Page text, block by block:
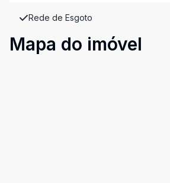
Rede de Esgoto
Mapa do imóvel